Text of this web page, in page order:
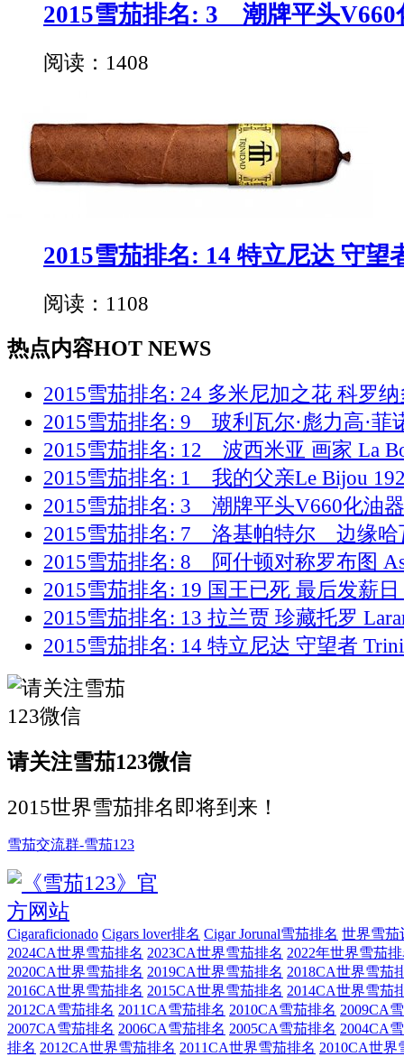
2015雪茄排名: 3 潮牌平头V660
阅读：1408
2015雪茄排名: 14 特立尼达 守望
阅读：1108
热点内容HOT NEWS
2015雪茄排名: 24 多米尼加之花 科罗纳
2015雪茄排名: 9 玻利瓦尔·彪力高·菲
2015雪茄排名: 12 波西米亚 画家 La
2015雪茄排名: 1 我的父亲Le Bijou
2015雪茄排名: 3 潮牌平头V660化油
2015雪茄排名: 7 洛基帕特尔 边缘哈
2015雪茄排名: 8 阿什顿对称罗布图
2015雪茄排名: 19 国王已死 最后发薪日
2015雪茄排名: 13 拉兰贾 珍藏托罗
2015雪茄排名: 14 特立尼达 守望者
请关注雪茄123微信
2015世界雪茄排名即将到来！
雪茄交流群-雪茄123
Cigaraficionado Cigars lover排名 Cigar Jorunal雪茄排名 世界雪茄
2024CA世界雪茄排名 2023CA世界雪茄排名 2022年世界雪茄
2020CA世界雪茄排名 2019CA世界雪茄排名 2018CA世界雪茄
2016CA世界雪茄排名 2015CA世界雪茄排名 2014CA世界雪茄
2012CA雪茄排名 2011CA雪茄排名 2010CA雪茄排名 2009CA
2007CA雪茄排名 2006CA雪茄排名 2005CA雪茄排名 2004CA
排名 2012CA世界雪茄排名 2011CA世界雪茄排名 2010CA世界